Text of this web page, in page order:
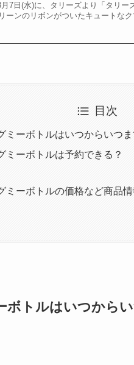
7日(水)に、タリーズより「タリ
ーンのリボンがついたキュートな
目次
ミーボトルはいつからいつま
ミーボトルは予約できる？
ミーボトルの価格など商品情
ボトルはいつから